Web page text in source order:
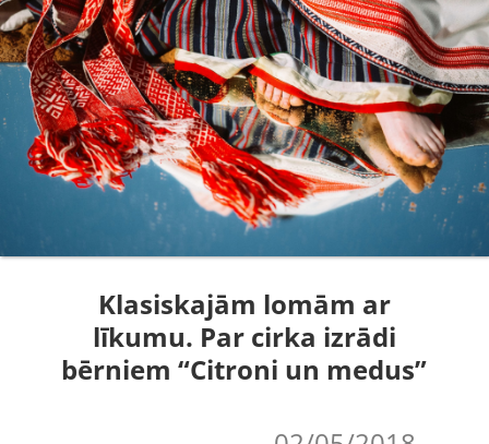
Klasiskajām lomām ar
līkumu. Par cirka izrādi
bērniem “Citroni un medus”